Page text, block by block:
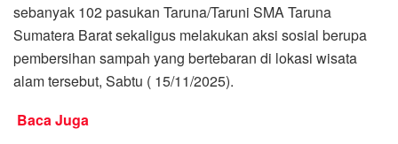
sebanyak 102 pasukan Taruna/Taruni SMA Taruna
Sumatera Barat sekaligus melakukan aksi sosial berupa
pembersihan sampah yang bertebaran di lokasi wisata
alam tersebut, Sabtu ( 15/11/2025).
Baca Juga